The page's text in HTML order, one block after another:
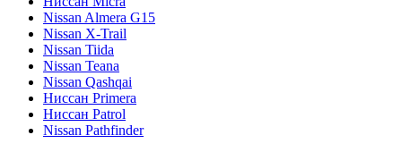
Nissan Almera G15
Nissan X-Trail
Nissan Tiida
Nissan Teana
Nissan Qashqai
Ниссан Primera
Ниссан Patrol
Nissan Pathfinder